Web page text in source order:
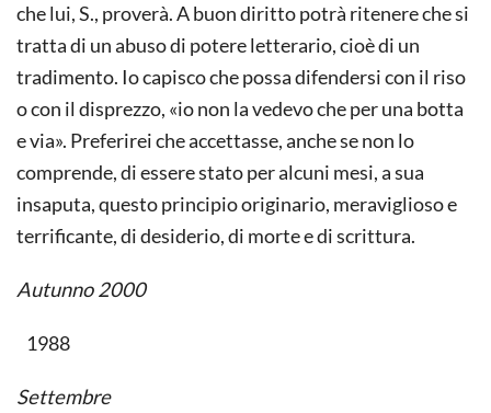
che lui, S., proverà. A buon diritto potrà ritenere che si
tratta di un abuso di potere letterario, cioè di un
tradimento. Io capisco che possa difendersi con il riso
o con il disprezzo, «io non la vedevo che per una botta
e via». Preferirei che accettasse, anche se non lo
comprende, di essere stato per alcuni mesi, a sua
insaputa, questo principio originario, meraviglioso e
terrificante, di desiderio, di morte e di scrittura.
Autunno 2000
1988
Settembre